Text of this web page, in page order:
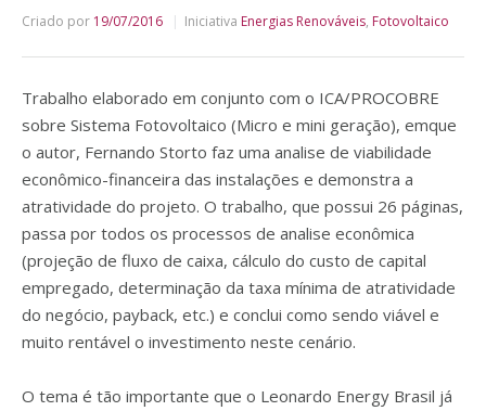
Criado por 19/07/2016 Iniciativa Energias Renováveis, Fotovoltaico
Trabalho elaborado em conjunto com o ICA/PROCOBRE
sobre Sistema Fotovoltaico (Micro e mini geração), emque
o autor, Fernando Storto faz uma analise de viabilidade
econômico-financeira das instalações e demonstra a
atratividade do projeto. O trabalho, que possui 26 páginas,
passa por todos os processos de analise econômica
(projeção de fluxo de caixa, cálculo do custo de capital
empregado, determinação da taxa mínima de atratividade
do negócio, payback, etc.) e conclui como sendo viável e
muito rentável o investimento neste cenário.
O tema é tão importante que o Leonardo Energy Brasil já